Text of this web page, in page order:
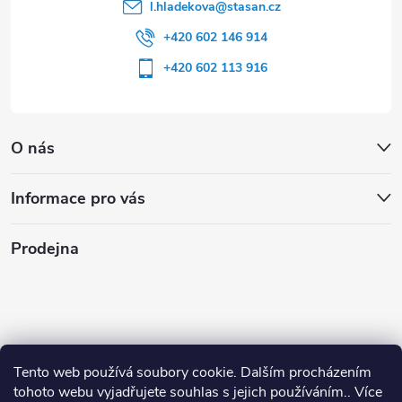
Tento web používá soubory cookie. Dalším procházením
tohoto webu vyjadřujete souhlas s jejich používáním.. Více
O nás
Informace pro vás
l.hladekova@stasan.cz
+420 602 146 914
+420 602 113 916
Prodejna